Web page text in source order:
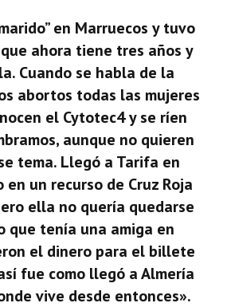
en Marruecos y tuvo
ahora tiene tres años y
Cuando se habla de la
abortos todas las mujeres
el Cytotec4 y se ríen
aunque no quieren
tema. Llegó a Tarifa en
en un recurso de Cruz Roja
ella no quería quedarse
que tenía una amiga en
el dinero para el billete
fue como llegó a Almería
vive desde entonces».